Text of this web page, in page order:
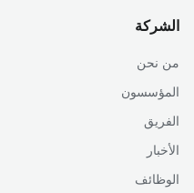
الشركة
من نحن
المؤسسون
الفريق
الأخبار
الوظائف